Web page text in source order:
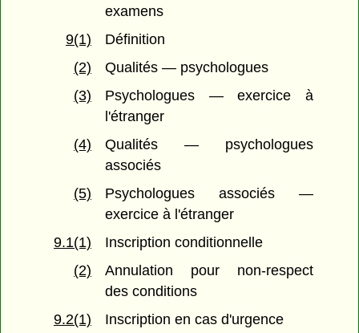
examens
9(1)
Définition
(2)
Qualités — psychologues
(3)
Psychologues — exercice à
l'étranger
(4)
Qualités — psychologues
associés
(5)
Psychologues associés —
exercice à l'étranger
9.1(1)
Inscription conditionnelle
(2)
Annulation pour non-respect
des conditions
9.2(1)
Inscription en cas d'urgence